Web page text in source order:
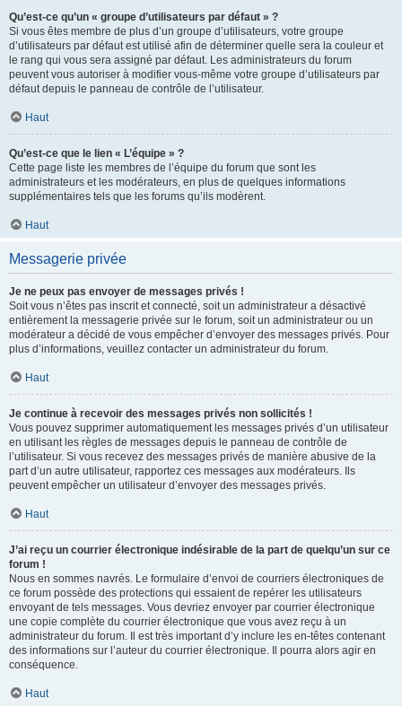
Qu’est-ce qu’un « groupe d’utilisateurs par défaut » ?
Si vous êtes membre de plus d’un groupe d’utilisateurs, votre groupe
d’utilisateurs par défaut est utilisé afin de déterminer quelle sera la couleur et
le rang qui vous sera assigné par défaut. Les administrateurs du forum
peuvent vous autoriser à modifier vous-même votre groupe d’utilisateurs par
défaut depuis le panneau de contrôle de l’utilisateur.
Haut
Qu’est-ce que le lien « L’équipe » ?
Cette page liste les membres de l’équipe du forum que sont les
administrateurs et les modérateurs, en plus de quelques informations
supplémentaires tels que les forums qu’ils modèrent.
Haut
Messagerie privée
Je ne peux pas envoyer de messages privés !
Soit vous n’êtes pas inscrit et connecté, soit un administrateur a désactivé
entièrement la messagerie privée sur le forum, soit un administrateur ou un
modérateur a décidé de vous empêcher d’envoyer des messages privés. Pour
plus d’informations, veuillez contacter un administrateur du forum.
Haut
Je continue à recevoir des messages privés non sollicités !
Vous pouvez supprimer automatiquement les messages privés d’un utilisateur
en utilisant les règles de messages depuis le panneau de contrôle de
l’utilisateur. Si vous recevez des messages privés de manière abusive de la
part d’un autre utilisateur, rapportez ces messages aux modérateurs. Ils
peuvent empêcher un utilisateur d’envoyer des messages privés.
Haut
J’ai reçu un courrier électronique indésirable de la part de quelqu’un sur ce
forum !
Nous en sommes navrés. Le formulaire d’envoi de courriers électroniques de
ce forum possède des protections qui essaient de repérer les utilisateurs
envoyant de tels messages. Vous devriez envoyer par courrier électronique
une copie complète du courrier électronique que vous avez reçu à un
administrateur du forum. Il est très important d’y inclure les en-têtes contenant
des informations sur l’auteur du courrier électronique. Il pourra alors agir en
conséquence.
Haut